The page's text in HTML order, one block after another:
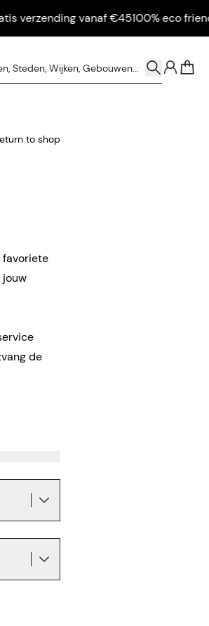
vanaf €45100% eco friendly -
to shop
favoriete
de